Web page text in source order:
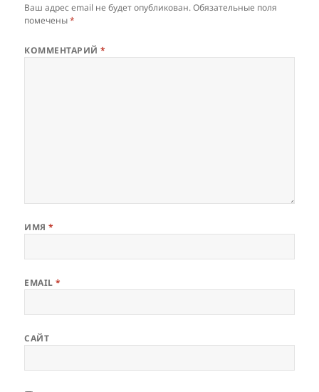
Ваш адрес email не будет опубликован. Обязательные поля
помечены*
КОММЕНТАРИЙ*
ИМЯ*
EMAIL*
САЙТ